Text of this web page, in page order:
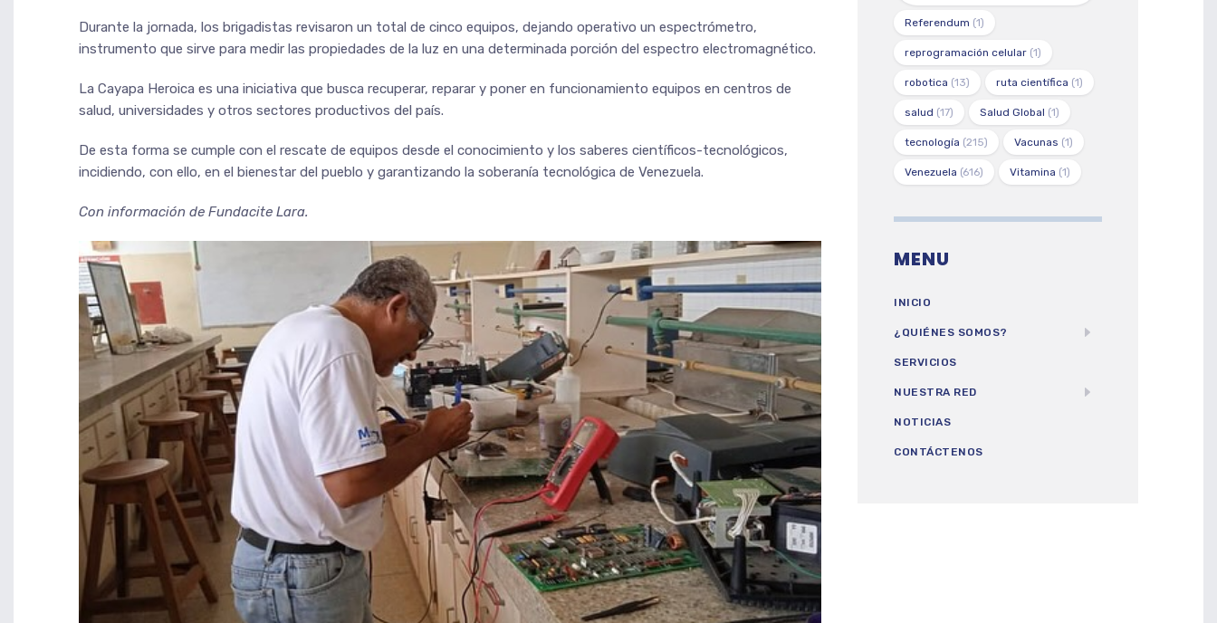
Durante la jornada, los brigadistas revisaron un total de cinco equipos, dejando operativo un espectrómetro,
instrumento que sirve para medir las propiedades de la luz en una determinada porción del espectro electromagnético.
La Cayapa Heroica es una iniciativa que busca recuperar, reparar y poner en funcionamiento equipos en centros de
salud, universidades y otros sectores productivos del país.
De esta forma se cumple con el rescate de equipos desde el conocimiento y los saberes científicos-tecnológicos,
incidiendo, con ello, en el bienestar del pueblo y garantizando la soberanía tecnológica de Venezuela.
Con información de Fundacite Lara.
Referendum (1)
reprogramación celular (1)
robotica (13) ruta científica (1)
salud (17) Salud Global (1)
tecnología (215) Vacunas (1)
Venezuela (616) Vitamina (1)
MENU
INICIO
¿QUIÉNES SOMOS?
SERVICIOS
NUESTRA RED
NOTICIAS
CONTÁCTENOS